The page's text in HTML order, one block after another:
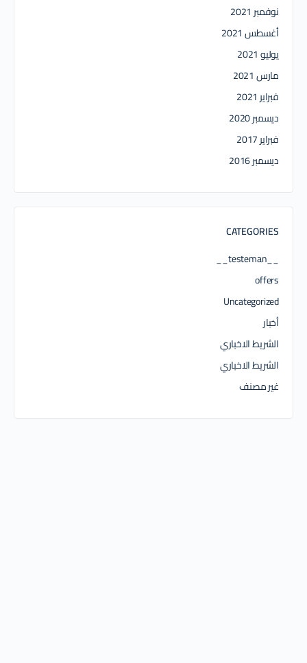
نوفمبر 2021
أغسطس 2021
يوليو 2021
مارس 2021
فبراير 2021
ديسمبر 2020
فبراير 2017
ديسمبر 2016
CATEGORIES
__testeman__
offers
Uncategorized
أخبار
الشريط الاخباري
الشريط الاخباري
غير مصنف